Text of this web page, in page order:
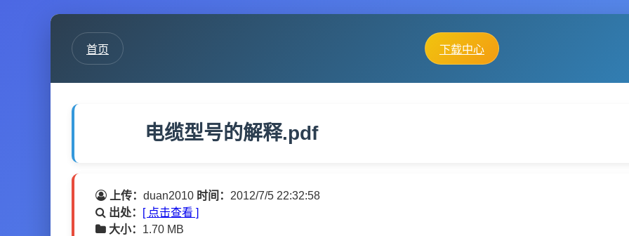
首页 下载中心
电缆型号的解释.pdf
上传： duan2010 时间： 2012/7/5 22:32:58
出处：
[ 点击查看 ]
大小： 1.70 MB